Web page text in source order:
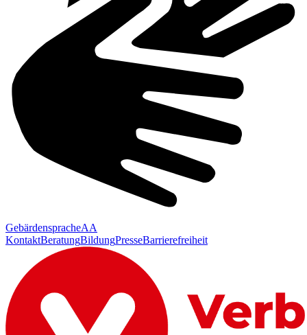
GebärdenspracheAA
KontaktBeratungBildungPresseBarrierefreiheit